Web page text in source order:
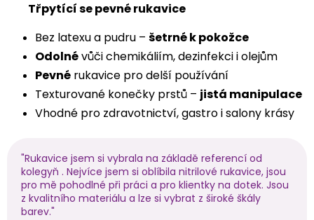
Třpytící se pevné rukavice
Bez latexu a pudru – šetrné k pokožce
Odolnévůči chemikáliím, dezinfekci i olejům
Pevné rukavice pro delší používání
Texturované konečky prstů – jistá manipulace
Vhodné pro zdravotnictví, gastro i salony krásy
"Rukavice jsem si vybrala na základě referencí od
kolegyň . Nejvíce jsem si oblíbila nitrilové rukavice, jsou
pro mě pohodlné při práci a pro klientky na dotek. Jsou
z kvalitního materiálu a lze si vybrat z široké škály
barev."